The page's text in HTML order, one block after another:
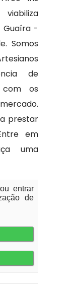
Guaíra -
Somos
de
com os
prestar
em
uma
entrar
de